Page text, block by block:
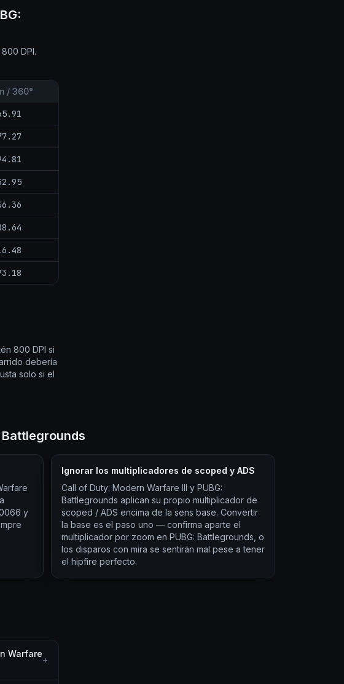
DPI.
/ 360°
800 DPI si
debería
solo si el
y
Ignorar los multiplicadores de scoped y ADS
Call of Duty: Modern Warfare III y PUBG:
Battlegrounds aplican su propio multiplicador de
scoped / ADS encima de la sens base. Convertir
la base es el paso uno — confirma aparte el
multiplicador por zoom en PUBG: Battlegrounds, o
los disparos con mira se sentirán mal pese a tener
el hipfire perfecto.
Warfare
+